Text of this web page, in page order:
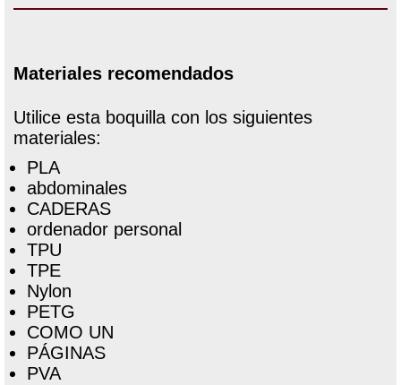
Materiales recomendados
Utilice esta boquilla con los siguientes
materiales:
PLA
abdominales
CADERAS
ordenador personal
TPU
TPE
Nylon
PETG
COMO UN
PÁGINAS
PVA